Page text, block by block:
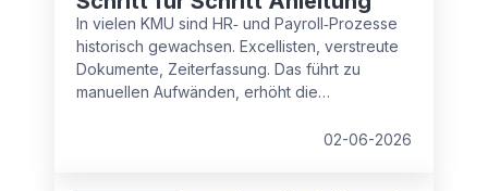
In vielen KMU sind HR‑ und Payroll‑Prozesse
historisch gewachsen. Excellisten, verstreute
Dokumente, Zeiterfassung. Das führt zu
manuellen Aufwänden, erhöht die
Lesen Sie, wie Sie in drei Schritten strukturiert
02-06-2026